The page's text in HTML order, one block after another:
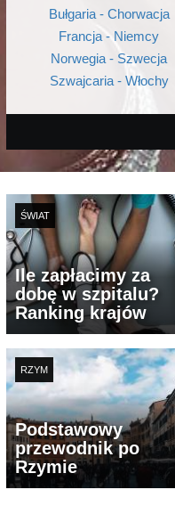
Bułgaria - Chorwacja
Francja - Niemcy
Norwegia - Szwecja
Szwajcaria - Włochy
ŚWIAT
Ile zapłacimy za
dobę w szpitalu?
Ranking krajów
RZYM
Podstawowy
przewodnik po
Rzymie